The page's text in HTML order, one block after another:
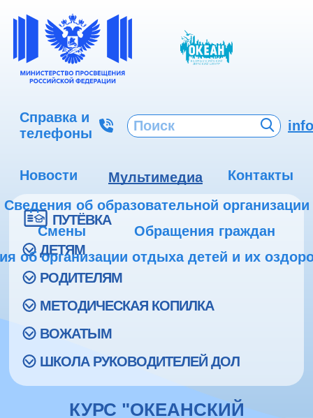
Справка и
телефоны
Новости Мультимедиа
Контакты
Сведения об образовательной организации
Смены
Обращения граждан
об организации отдыха детей и их
ПУТЁВКА
ДЕТЯМ
РОДИТЕЛЯМ
МЕТОДИЧЕСКАЯ КОПИЛКА
ВОЖАТЫМ
ШКОЛА РУКОВОДИТЕЛЕЙ ДОЛ
КУРС "ОКЕАНСКИЙ